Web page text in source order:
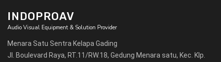
INDOPROAV
Audio Visual Equipment & Solution Provider
Menara Satu Sentra Kelapa Gading
Jl. Boulevard Raya, RT.11/RW.18, Gedung Menara satu, Kec. Klp.